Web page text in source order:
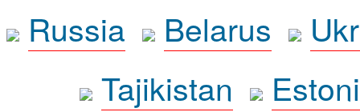
Russia
Belarus
Tajikistan